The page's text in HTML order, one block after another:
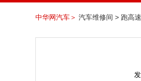
中华网汽车＞ 汽车维修间 > 跑高